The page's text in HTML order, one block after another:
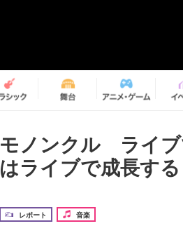
モノンクル ライブ
はライブで成長す
レポート 音楽